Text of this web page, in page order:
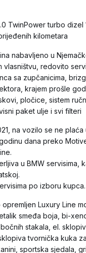
TwinPower turbo dizel
kilometara
nabavljeno u
vlasništvu, redovito
sa zupčanicima,
krajem prošle
pločice, sistem
paket ulje i svi filteri
na vozilo se ne
dana preko
u BMW servisima,
po izboru kupca.
Luxury Line
smeđa boja, bi-
stakala, el.
tvornička kuka
sportska sjedala,